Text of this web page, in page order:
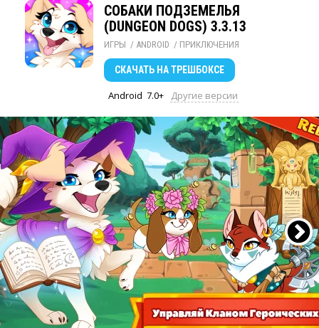
СОБАКИ ПОДЗЕМЕЛЬЯ
(DUNGEON DOGS) 3.3.13
ИГРЫ / ANDROID / ПРИКЛЮЧЕНИЯ
СКАЧАТЬ НА ТРЕШБОКСЕ
Android 7.0+ Другие версии